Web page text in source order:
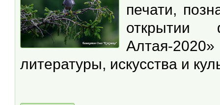
печати,
открытии
Алтая-
литературы, искусства и